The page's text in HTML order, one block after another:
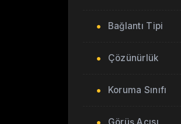
Bağlantı Tipi
Çözünürlük
Koruma Sınıfı